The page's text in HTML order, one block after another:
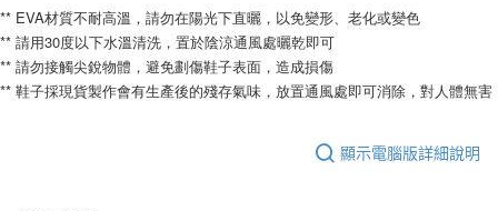
** EVA材質不耐高溫，請勿在陽光下直曬，以免變形、老化或變色
** 請用30度以下水溫清洗，置於陰涼通風處曬乾即可
** 請勿接觸尖銳物體，避免劃傷鞋子表面，造成損傷
** 鞋子採現貨製作會有生產後的殘存氣味，放置通風處即可消除，對人體無害
顯示電腦版詳細說明